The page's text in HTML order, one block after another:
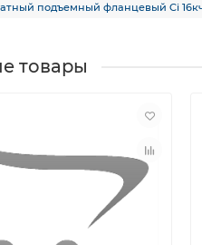
подъемный фланцевый Ci
товары